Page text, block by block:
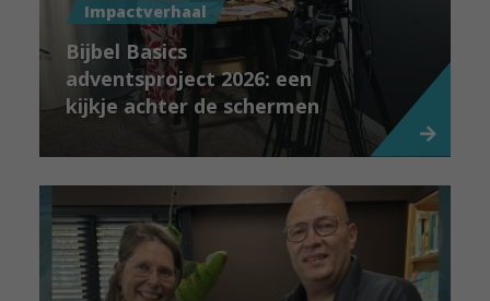
Impactverhaal
Bijbel Basics
adventsproject 2026: een
kijkje achter de schermen